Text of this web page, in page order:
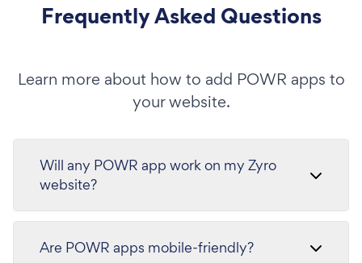
Frequently Asked Questions
Learn more about how to add POWR apps to
your website.
Will any POWR app work on my Zyro
website?
Are POWR apps mobile-friendly?